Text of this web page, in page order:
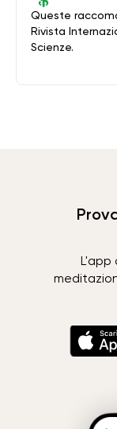
Queste
Rivista
Scienze.
L'app